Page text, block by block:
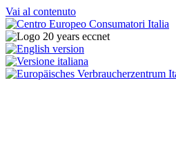
Vai al contenuto